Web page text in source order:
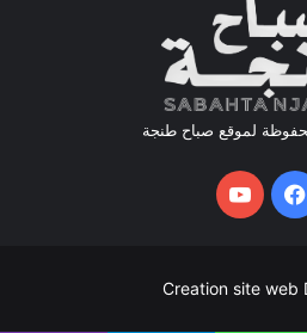
لموقع صباح طنجة
فيسبوكيوتيوب
Creation site web